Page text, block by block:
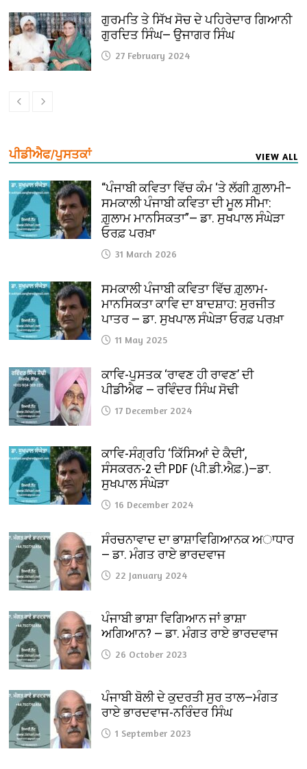
ਗੁਰਮਤਿ ਤੇ ਸਿੱਖ ਸੋਚ ਦੇ ਪਹਿਰੇਦਾਰ ਗਿਆਨੀ
ਗੁਰਦਿਤ ਸਿੰਘ— ਉਜਾਗਰ ਸਿੰਘ
27 February 2024
ਪੀਡੀਐਫ/ਪੁਸਤਕਾਂ VIEW ALL
“ਪੰਜਾਬੀ ਕਵਿਤਾ ਵਿੱਚ ਕੰਮ ‘ਤੇ ਲੱਗੀ ਗ਼ੁਲਾਮੀ–
ਸਮਕਾਲੀ ਪੰਜਾਬੀ ਕਵਿਤਾ ਦੀ ਮੂਲ ਸੀਮਾ:
ਗ਼ੁਲਾਮ ਮਾਨਸਿਕਤਾ”— ਡਾ. ਸੁਖਪਾਲ ਸੰਘੇੜਾ
ਓਰਫ਼ ਪਰਖ਼ਾ
31 March 2026
ਸਮਕਾਲੀ ਪੰਜਾਬੀ ਕਵਿਤਾ ਵਿੱਚ ਗ਼ੁਲਾਮ-
ਮਾਨਸਿਕਤਾ ਕਾਵਿ ਦਾ ਬਾਦਸ਼ਾਹ: ਸੁਰਜੀਤ
ਪਾਤਰ — ਡਾ. ਸੁਖਪਾਲ ਸੰਘੇੜਾ ਓਰਫ਼ ਪਰਖ਼ਾ
11 May 2025
ਕਾਵਿ-ਪੁਸਤਕ ‘ਰਾਵਣ ਹੀ ਰਾਵਣ’ ਦੀ
ਪੀਡੀਐਫ — ਰਵਿੰਦਰ ਸਿੰਘ ਸੋਢੀ
17 December 2024
ਕਾਵਿ-ਸੰਗ੍ਰਹਿ ‘ਕਿੱਸਿਆਂ ਦੇ ਕੈਦੀ’,
ਸੰਸਕਰਨ-2 ਦੀ PDF (ਪੀ.ਡੀ.ਐਫ਼.)—ਡਾ.
ਸੁਖਪਾਲ ਸੰਘੇੜਾ
16 December 2024
ਸੰਰਚਨਾਵਾਦ ਦਾ ਭਾਸ਼ਾਵਿਗਿਆਨਕ ਅਾਧਾਰ
— ਡਾ. ਮੰਗਤ ਰਾਏ ਭਾਰਦਵਾਜ
22 January 2024
ਪੰਜਾਬੀ ਭਾਸ਼ਾ ਵਿਗਿਆਨ ਜਾਂ ਭਾਸ਼ਾ
ਅਗਿਆਨ? — ਡਾ. ਮੰਗਤ ਰਾਏ ਭਾਰਦਵਾਜ
26 October 2023
ਪੰਜਾਬੀ ਬੋਲੀ ਦੇ ਕੁਦਰਤੀ ਸੁਰ ਤਾਲ—ਮੰਗਤ
ਰਾਏ ਭਾਰਦਵਾਜ-ਨਰਿੰਦਰ ਸਿੰਘ
1 September 2023